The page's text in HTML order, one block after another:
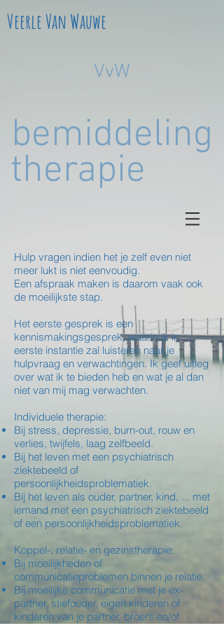
Veerle Van Wauwe
VvW
therapie
bemiddeling
Hulp vragen indien het je zelf even niet
meer lukt is niet eenvoudig.
Een afspraak maken is daarom vaak ook
de moeilijkste stap.
Het eerste gesprek is een
kennismakingsgesprek, waarin ik in
eerste instantie zal luisteren naar je
hulpvraag en verwachtingen. Ik geef uitleg
over wat ik te bieden heb en wat je al dan
niet van mij mag verwachten.
Individuele therapie:
Bij stress, depressie, burn-out, rouw en
verlies, twijfels, laag zelfbeeld.
Bij het leven met een psychiatrisch
ziektebeeld of
persoonlijkheidsproblematiek.
Bij het leven als ouder, partner, kind, ... met
iemand met een psychiatrisch ziektebeeld
of een persoonlijkheidsproblematiek.
Koppel-, relatie- en gezinstherapie:
Bij moeilijkheden of
communicatieproblemen binnen je relatie.
Bij moeilijke communicatie met je ex-
partner, stiefouder, eigen kinderen of
kinderen van je partner, broers en/of